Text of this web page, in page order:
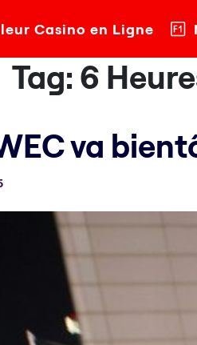
Casino en Ligne
Tag: 6
va